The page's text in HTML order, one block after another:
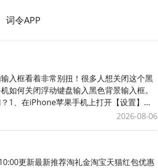
词令APP
入框看着非常别扭！很多人想关闭这个黑
何关闭浮动键盘输入黑色背景输入框。
1、在iPhone苹果手机上打开【设置】，
2026-08-06
更新最新推荐淘礼金淘宝天猫红包优惠